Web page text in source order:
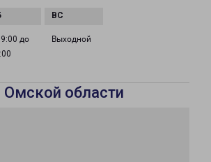
до
Выходной
области